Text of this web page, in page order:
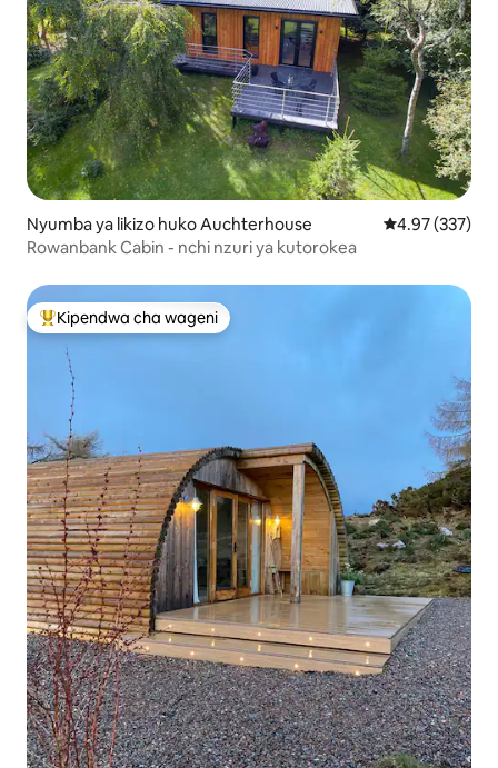
Nyumba ya likizo huko Auchterhouse Ukadiriaji wa
4.97 (337)
Rowanbank Cabin - nchi nzuri ya kutorokea
Kipendwa maarufu cha wageni
Kipendwa cha wageni